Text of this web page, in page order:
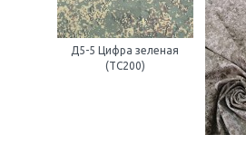
Д5-5 Цифра зеленая
(ТС200)